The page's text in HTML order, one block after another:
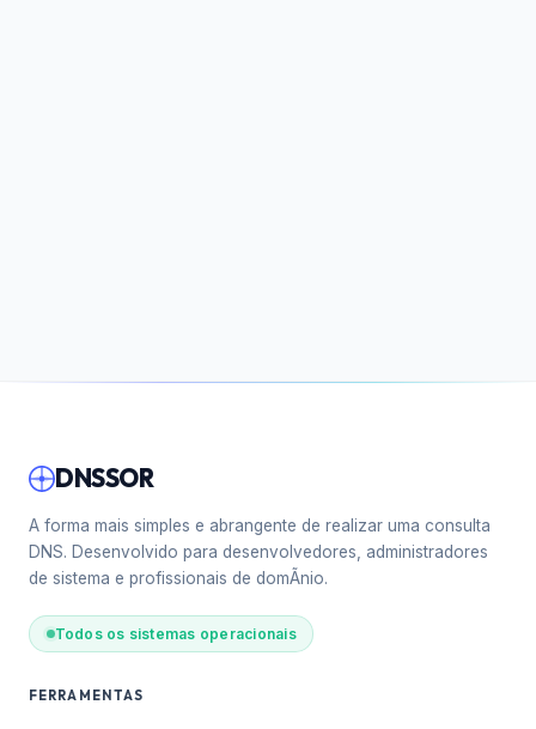
DNSSOR
A forma mais simples e abrangente de realizar uma consulta
DNS. Desenvolvido para desenvolvedores, administradores
de sistema e profissionais de domÃ­nio.
Todos os sistemas operacionais
FERRAMENTAS